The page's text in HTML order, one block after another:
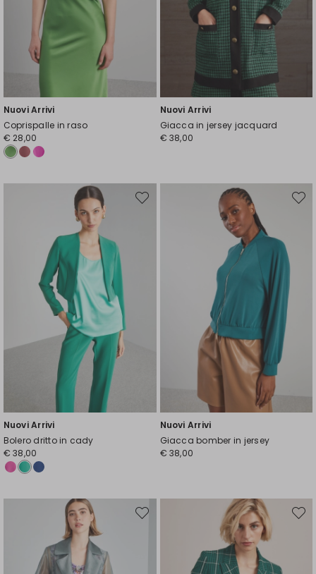
Nuovi Arrivi
Coprispalle in raso
€ 28,00
Nuovi Arrivi
Giacca in jersey jacquard
€ 38,00
Nuovi Arrivi
Bolero dritto in cady
€ 38,00
Sposta
Nuovi Arrivi
Giacca bomber in jersey
€ 38,00
Sposta